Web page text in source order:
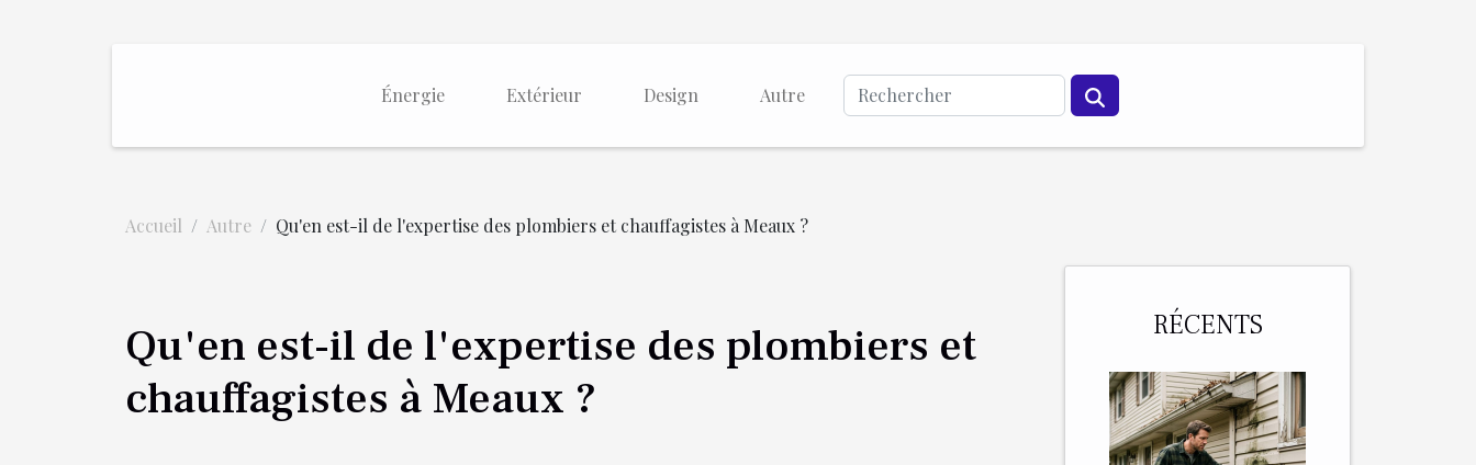
Énergie Extérieur Design Autre
Accueil Autre Qu'en est-il de l'expertise des plombiers et chauffagistes à Meaux ?
Qu'en est-il de l'expertise des plombiers et
chauffagistes à Meaux ?
RÉCENTS